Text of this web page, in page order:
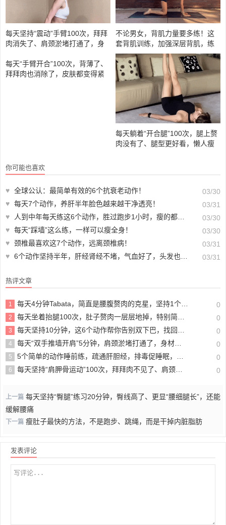
每天坚持“震动”手臂100次，拜拜
肉消失了、肩颈淤堵打通了，身
不论男女，背肌力量要多练！这
套背肌训练，加强深层背肌，练
完背挺直了，腰也不疼了！
每天躺着“开合腿”100次，腿上赘
肉没有了、腿型更好看，懒人瘦
你可能也喜欢
♥ 全球公认：最简单有效的6个抗衰老动作！
03/30
♥ 每天7个动作，养肝半年脸色越来越干净透亮！
03/31
♥
人到中年每天练这6个动作，胜过跑步1小时，瘦的都是内脏脂肪，让腰腹不长赘肉
03/30
♥ 每天“踩墙”这么练，一样可以瘦全身！
03/30
♥ 颈椎最喜欢这7个动作，远离颈椎病！
03/31
♥ 6个动作坚持半年，肝经肾经不堵，气血好了，头发也不掉了 03/31
热评文章
1 每天4分钟Tabata，简直是腰腹赘肉的克星，坚持1个月，练出“马甲线”！ 0
2 每天坐着抬腿100次，肚子赘肉一层层地掉，特别简单、在家也能练，适合40+女性 0
3 每天坚持10分钟，这6个动作帮你告别双下巴，找回清晰下颌线 0
4 每天“双手推墙开肩”5分钟，肩颈淤堵打通了，身材和气色越来越好 0
5 5个简单的动作睡前练，疏通肝胆经，排毒促睡眠，脾气也越来越好了 0
6 每天坚持“肩胛骨运动”100次，拜拜肉不见了、肩颈问题也改善了，简单方便 0
上一篇 每天坚持“臀腿”练习20分钟，臀线高了、更显“腰细腿长”，还能
缓解腰痛
下一篇 瘦肚子最快的方法，不是跑步、跳绳，而是干掉内脏脂肪
发表评论